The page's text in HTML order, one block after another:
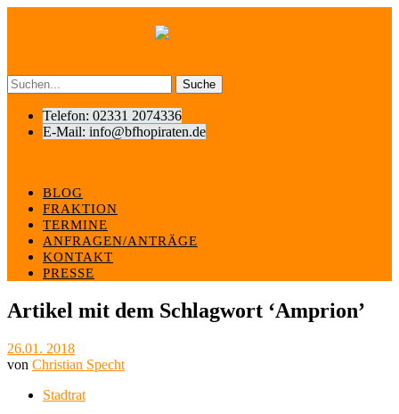
Telefon: 02331 2074336
E-Mail: info@bfhopiraten.de
BLOG
FRAKTION
TERMINE
ANFRAGEN/ANTRÄGE
KONTAKT
PRESSE
Artikel mit dem Schlagwort ‘Amprion’
26.01. 2018
von Christian Specht
Stadtrat